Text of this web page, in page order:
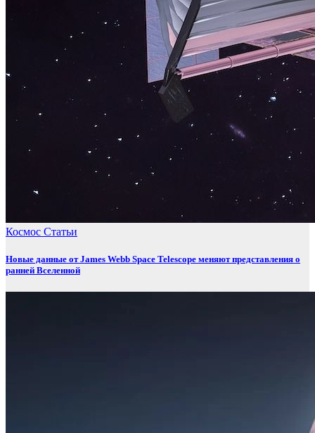
Космос Статьи
Новые данные от James Webb Space Telescope меняют представления о
ранней Вселенной